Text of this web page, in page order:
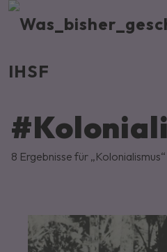
8 Ergebnisse für „Kolonialismus“